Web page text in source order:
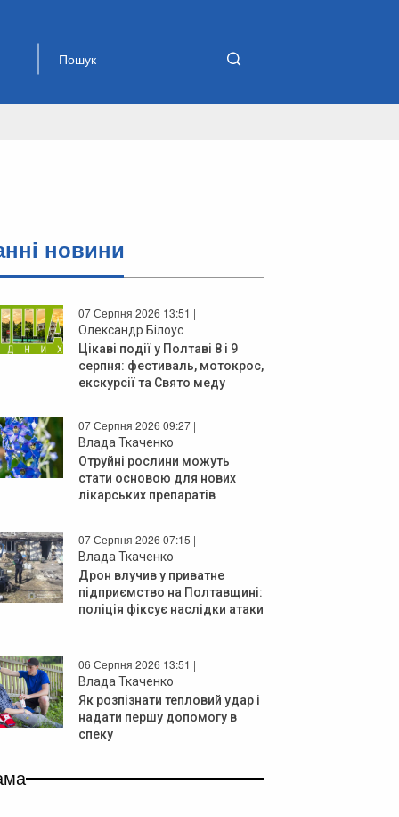
новини
07 Серпня 2026 13:51 |
Олександр Білоус
Цікаві події у Полтаві 8 і 9
серпня: фестиваль, мотокрос,
екскурсії та Свято меду
07 Серпня 2026 09:27 |
Влада Ткаченко
Отруйні рослини можуть
стати основою для нових
лікарських препаратів
07 Серпня 2026 07:15 |
Влада Ткаченко
Дрон влучив у приватне
підприємство на Полтавщині:
поліція фіксує наслідки атаки
06 Серпня 2026 13:51 |
Влада Ткаченко
Як розпізнати тепловий удар і
надати першу допомогу в
спеку